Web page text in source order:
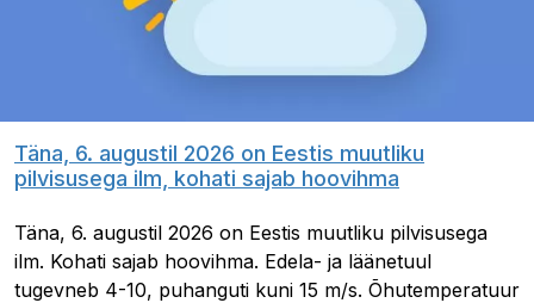
Täna, 6. augustil 2026 on Eestis muutliku
pilvisusega ilm, kohati sajab hoovihma
Täna, 6. augustil 2026 on Eestis muutliku pilvisusega
ilm. Kohati sajab hoovihma. Edela- ja läänetuul
tugevneb 4-10, puhanguti kuni 15 m/s. Õhutemperatuur